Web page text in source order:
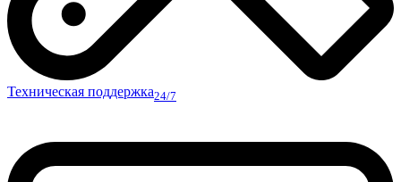
Техническая поддержка24/7